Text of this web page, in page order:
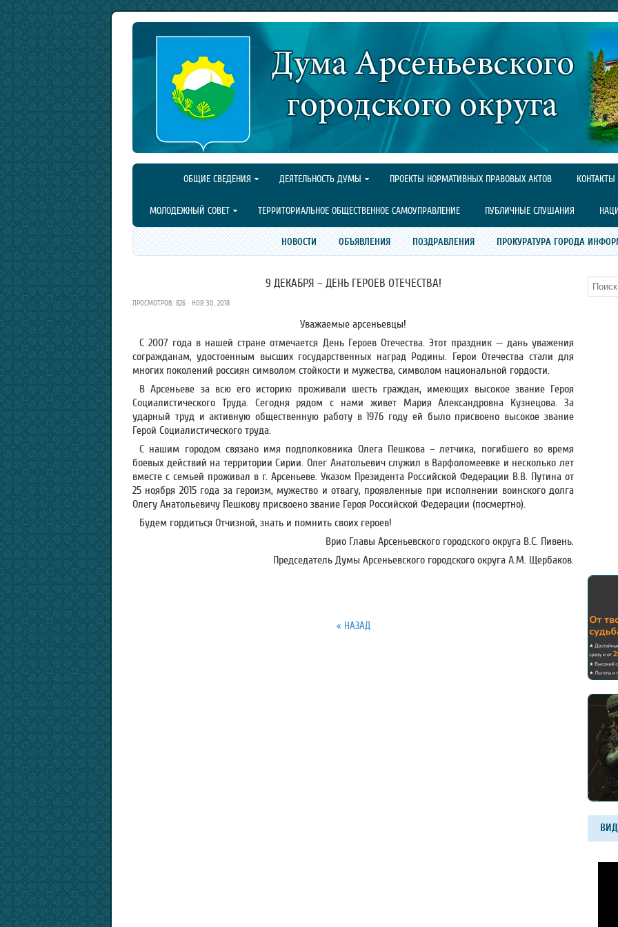
ОБЩИЕ СВЕДЕНИЯ ДЕЯТЕЛЬНОСТЬ ДУМЫ ПРОЕКТЫ НОРМАТИВНЫХ ПРАВОВЫХ АКТОВ КОНТАКТЫ
МОЛОДЕЖНЫЙ СОВЕТ ТЕРРИТОРИАЛЬНОЕ ОБЩЕСТВЕННОЕ САМОУПРАВЛЕНИЕ ПУБЛИЧНЫЕ СЛУШАНИЯ
НОВОСТИ ОБЪЯВЛЕНИЯ ПОЗДРАВЛЕНИЯ ПРОКУРАТУРА ГОРОДА
9 ДЕКАБРЯ – ДЕНЬ ГЕРОЕВ ОТЕЧЕСТВА!
ПРОСМОТРОВ: 826 · НОЯ 30, 2018
Уважаемые арсеньевцы!
С 2007 года в нашей стране отмечается День Героев Отечества. Этот праздник — дань уважения
согражданам, удостоенным высших государственных наград Родины. Герои Отечества стали для
многих поколений россиян символом стойкости и мужества, символом национальной гордости.
В Арсеньеве за всю его историю проживали шесть граждан, имеющих высокое звание Героя
Социалистического Труда. Сегодня рядом с нами живет Мария Александровна Кузнецова. За
ударный труд и активную общественную работу в 1976 году ей было присвоено высокое звание
Герой Социалистического труда.
С нашим городом связано имя подполковника Олега Пешкова – летчика, погибшего во время
боевых действий на территории Сирии. Олег Анатольевич служил в Варфоломеевке и несколько лет
вместе с семьей проживал в г. Арсеньеве. Указом Президента Российской Федерации В.В. Путина от
25 ноября 2015 года за героизм, мужество и отвагу, проявленные при исполнении воинского долга
Олегу Анатольевичу Пешкову присвоено звание Героя Российской Федерации (посмертно).
Будем гордиться Отчизной, знать и помнить своих героев!
Врио Главы Арсеньевского городского округа В.С. Пивень.
Председатель Думы Арсеньевского городского округа А.М. Щербаков.
« НАЗАД
Поиск